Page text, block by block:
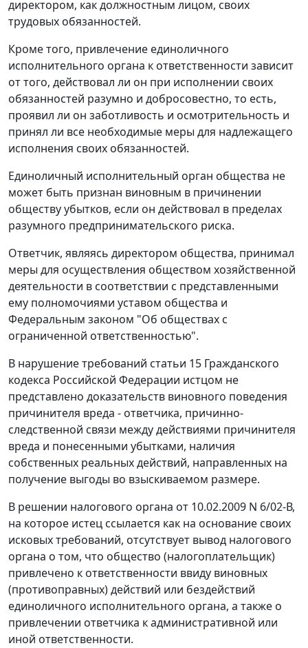
директором, как должностным лицом, своих
трудовых обязанностей.
Кроме того, привлечение единоличного
исполнительного органа к ответственности зависит
от того, действовал ли он при исполнении своих
обязанностей разумно и добросовестно, то есть,
проявил ли он заботливость и осмотрительность и
принял ли все необходимые меры для надлежащего
исполнения своих обязанностей.
Единоличный исполнительный орган общества не
может быть признан виновным в причинении
обществу убытков, если он действовал в пределах
разумного предпринимательского риска.
Ответчик, являясь директором общества, принимал
меры для осуществления обществом хозяйственной
деятельности в соответствии с представленными
ему полномочиями уставом общества и
Федеральным законом "Об обществах с
ограниченной ответственностью".
В нарушение требований статьи 15 Гражданского
кодекса Российской Федерации истцом не
представлено доказательств виновного поведения
причинителя вреда - ответчика, причинно-
следственной связи между действиями причинителя
вреда и понесенными убытками, наличия
собственных реальных действий, направленных на
получение выгоды во взыскиваемом размере.
В решении налогового органа от 10.02.2009 N 6/02-В,
на которое истец ссылается как на основание своих
исковых требований, отсутствует вывод налогового
органа о том, что общество (налогоплательщик)
привлечено к ответственности ввиду виновных
(противоправных) действий или бездействий
единоличного исполнительного органа, а также о
привлечении ответчика к административной или
иной ответственности.